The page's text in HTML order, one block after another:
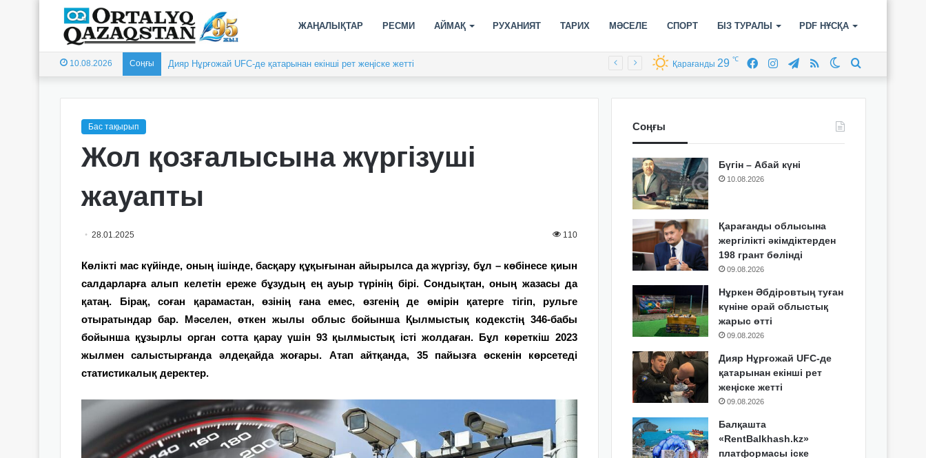
ЖАҢАЛЫҚТАР РЕСМИ АЙМАҚ РУХАНИЯТ ТАРИХ МӘСЕЛЕ СПОРТ БІЗ ТУРАЛЫ PDF НҰСҚА
10.08.2026 Соңғы Дияр Нұрғожай UFC-де қатарынан екінші рет жеңіске жетті Switch
RSS
Telegram
Instagram
Facebook
Қарағанды 29 ℃
Бас тақырып
Жол қозғалысына жүргізуші
жауапты
28.01.2025 110
Көлікті мас күйінде, оның ішінде, басқару құқығынан айырылса да жүргізу, бұл – көбінесе қиын
салдарларға алып келетін ереже бұзудың ең ауыр түрінің бірі. Сондықтан, оның жазасы да
қатаң. Бірақ, соған қарамастан, өзінің ғана емес, өзгенің де өмірін қатерге тігіп, рульге
отыратындар бар. Мәселен, өткен жылы облыс бойынша Қылмыстық кодекстің 346-бабы
бойынша құзырлы орган сотта қарау үшін 93 қылмыстық істі жолдаған. Бұл көреткіш 2023
жылмен салыстырғанда әлдеқайда жоғары. Атап айтқанда, 35 пайызға өскенін көрсетеді
статистикалық деректер.
Соңғы
Бүгін – Абай күні
10.08.2026
Қарағанды облысына
жергілікті әкімдіктерден
198 грант бөлінді
09.08.2026
Нұркен Әбдіровтың туған
күніне орай облыстық
жарыс өтті
09.08.2026
Дияр Нұрғожай UFC-де
қатарынан екінші рет
жеңіске жетті
09.08.2026
Балқашта
«RentBalkhash.kz»
платформасы іске